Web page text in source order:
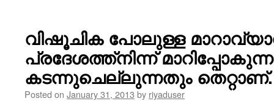
പാപം
വിഷൂചിക പോലുള്ള
പ്രദേശത്ത്‌നിന്ന്
കടന്നുചെല്ലുന്നതും തെറ്റാണ്.
Posted on January 31, 2013 by riyaduser